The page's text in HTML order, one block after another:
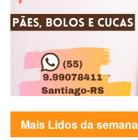
Mais Lidos da semana